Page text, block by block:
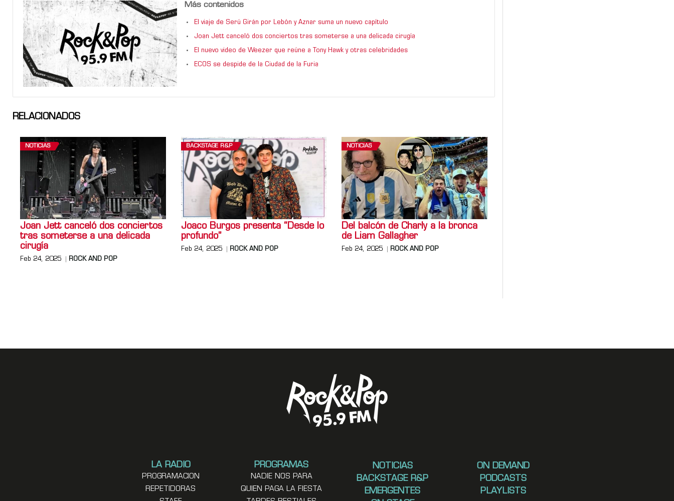
Más contenidos
El viaje de Serú Girán por Lebón y Aznar suma un nuevo capítulo
Joan Jett canceló dos conciertos tras someterse a una delicada cirugía
El nuevo video de Weezer que reúne a Tony Hawk y otras celebridades
ECOS se despide de la Ciudad de la Furia
RELACIONADOS
NOTICIAS
Joan Jett canceló dos conciertos
tras someterse a una delicada
cirugía
Feb 24, 2025 ROCK AND POP
BACKSTAGE R&P
Joaco Burgos presenta “Desde lo
profundo”
Feb 24, 2025 ROCK AND POP
NOTICIAS
Del balcón de Charly a la bronca
de Liam Gallagher
Feb 24, 2025 ROCK AND POP
LA RADIO
PROGRAMACION
REPETIDORAS
PROGRAMAS
NADIE NOS PARA
QUIEN PAGA LA FIESTA
NOTICIAS
BACKSTAGE R&P
EMERGENTES
ON DEMAND
PODCASTS
PLAYLISTS